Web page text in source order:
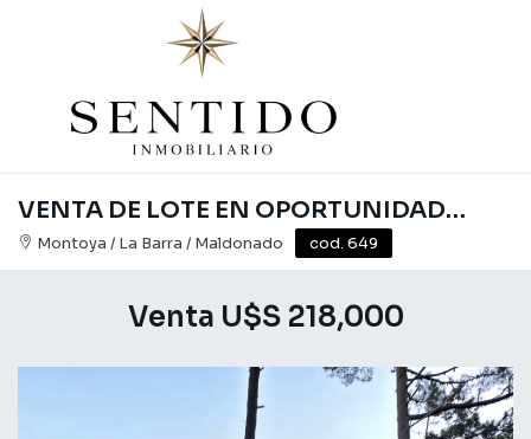
VENTA DE LOTE EN OPORTUNIDAD EN RESERVA MONTOYA
Montoya / La Barra / Maldonado cod. 649
Venta U$S 218,000